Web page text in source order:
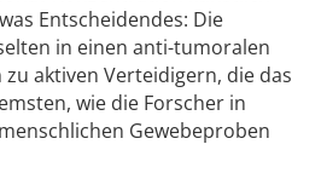
Entscheidendes: Die
in einen anti-tumoralen
aktiven Verteidigern, die das
wie die Forscher in
Gewebeproben